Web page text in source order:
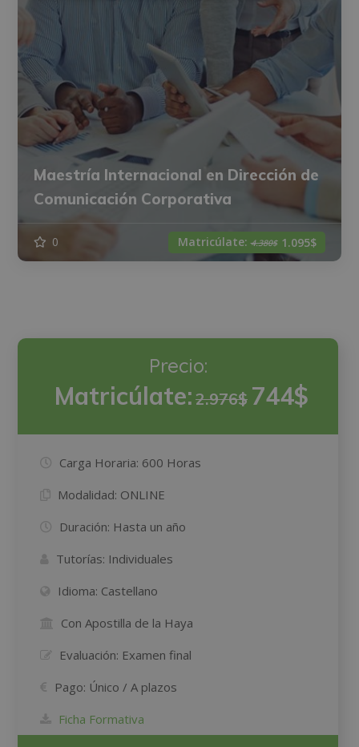
Maestría Internacional en Dirección de
Comunicación Corporativa
0 Matricúlate:4.380$ 1.095$
Precio:
Matricúlate:2.976$ 744$
Carga Horaria: 600 Horas
Modalidad: ONLINE
Duración: Hasta un año
Tutorías: Individuales
Idioma: Castellano
Con Apostilla de la Haya
Evaluación: Examen final
Pago: Único / A plazos
Ficha Formativa